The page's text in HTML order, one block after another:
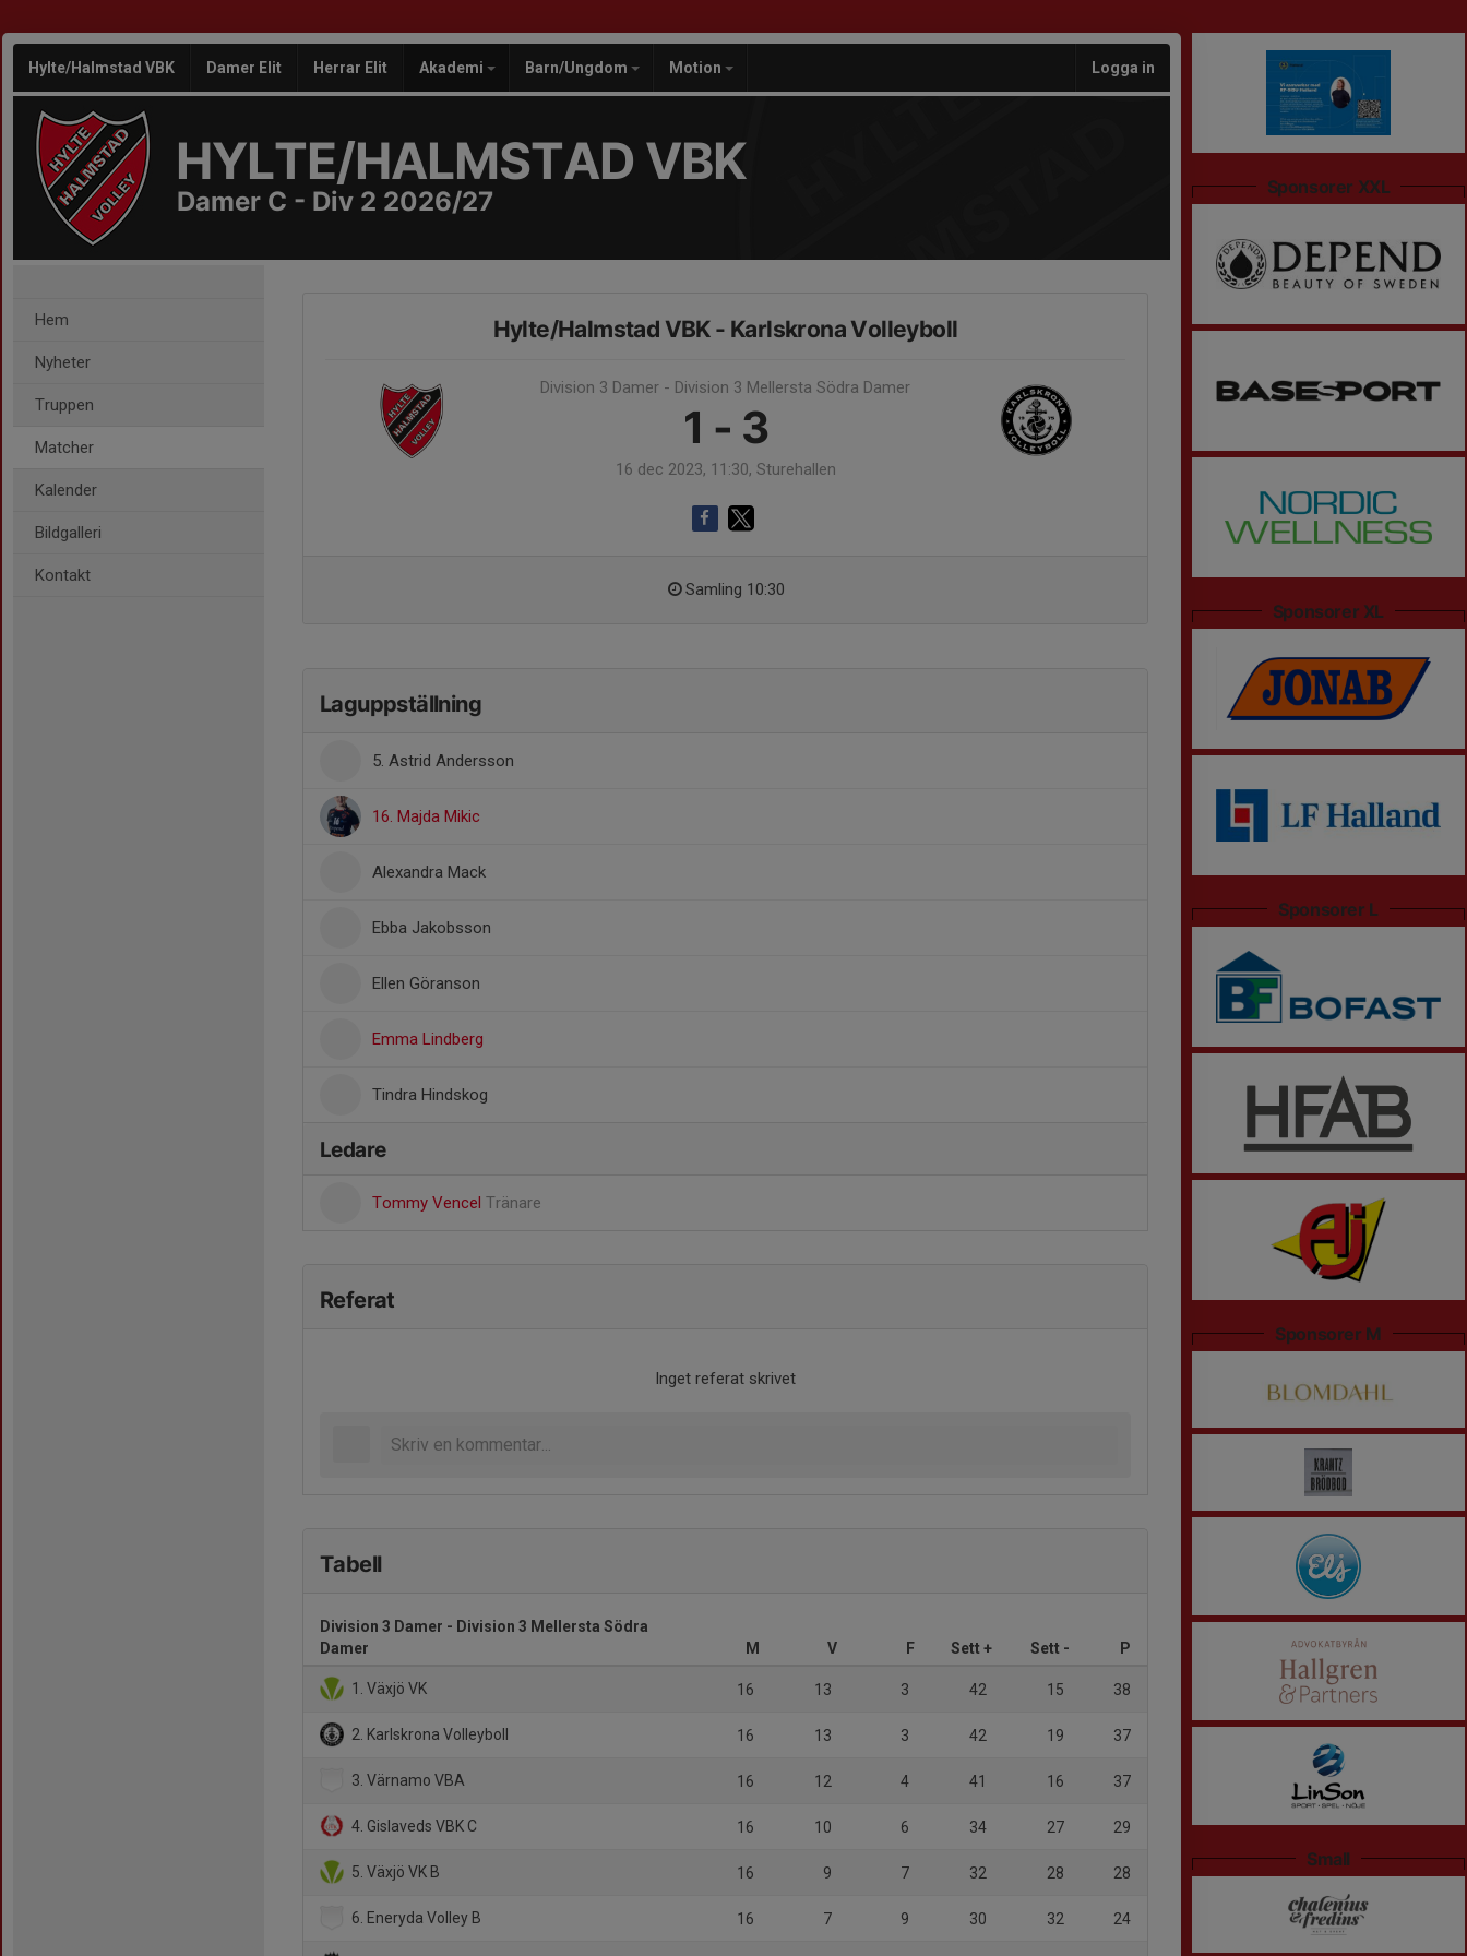
Hylte/Halmstad VBK Damer Elit Herrar Elit Akademi Barn/Ungdom Motion Logga in
HYLTE/HALMSTAD VBK
Damer C - Div 2 2026/27
Hem
Nyheter
Truppen
Matcher
Kalender
Bildgalleri
Kontakt
Hylte/Halmstad VBK - Karlskrona Volleyboll
Division 3 Damer - Division 3 Mellersta Södra Damer
1 - 3
16 dec 2023, 11:30, Sturehallen
Samling 10:30
Laguppställning
5. Astrid Andersson
16. Majda Mikic
Alexandra Mack
Ebba Jakobsson
Ellen Göranson
Emma Lindberg
Tindra Hindskog
Ledare
Tommy Vencel Tränare
Referat
Inget referat skrivet
Tabell
Division 3 Damer - Division 3 Mellersta Södra
Damer
M V F Sett + Sett - P
1. Växjö VK 16 13 3 42 15 38
2. Karlskrona Volleyboll 16 13 3 42 19 37
3. Värnamo VBA 16 12 4 41 16 37
4. Gislaveds VBK C 16 10 6 34 27 29
5. Växjö VK B 16 9 7 32 28 28
6. Eneryda Volley B 16 7 9 30 32 24
Sponsorer XXL
Sponsorer XL
Sponsorer L
Sponsorer M
Small